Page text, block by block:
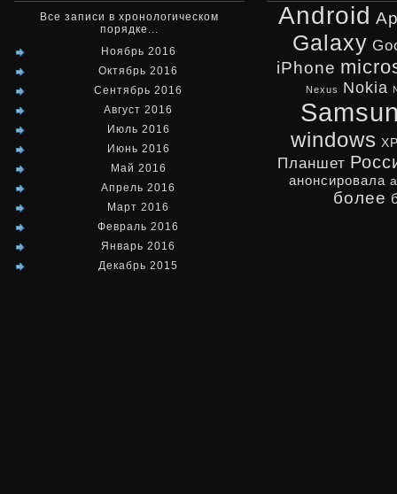
Все записи в хронологическом
порядке...
Ноябрь 2016
Октябрь 2016
Сентябрь 2016
Август 2016
Июль 2016
Июнь 2016
Май 2016
Апрель 2016
Март 2016
Февраль 2016
Январь 2016
Декабрь 2015
Android
Galaxy
iPhone
Nexus Nokia
windows
Планшет
анонсировала
более